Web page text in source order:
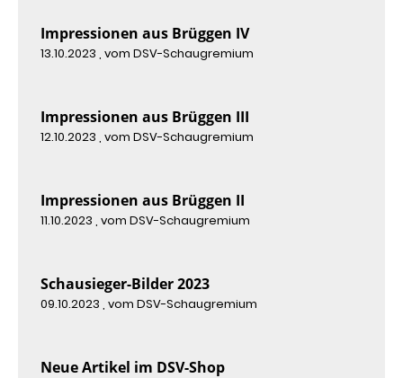
Impressionen aus Brüggen IV
13.10.2023 , vom DSV-Schaugremium
Impressionen aus Brüggen III
12.10.2023 , vom DSV-Schaugremium
Impressionen aus Brüggen II
11.10.2023 , vom DSV-Schaugremium
Schausieger-Bilder 2023
09.10.2023 , vom DSV-Schaugremium
Neue Artikel im DSV-Shop